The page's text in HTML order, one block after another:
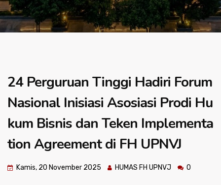
24 Perguruan Tinggi Hadiri Forum
Nasional Inisiasi Asosiasi Prodi Hu
kum Bisnis dan Teken Implementa
tion Agreement di FH UPNVJ
Kamis, 20 November 2025 HUMAS FH UPNVJ 0